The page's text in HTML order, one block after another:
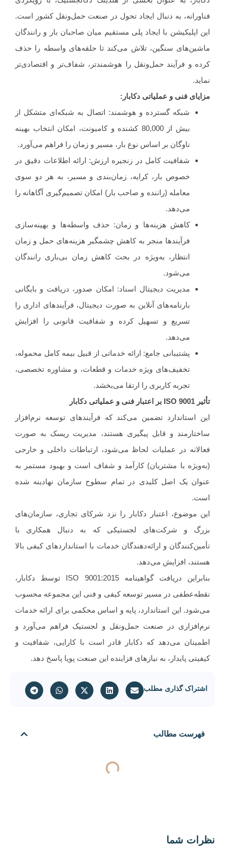
به دنبال ایجاد تحول در صنعت حمل‌ونقل کشور است.
با ایجاد پلی مستقیم میان صاحبان بار و رانندگان
سنگین، تلاش می‌کند تا حلقه‌های واسطه را حذف
و فرآیند حمل‌ونقل را هوشمندتر، شفاف‌تر و اقتصادی‌تر
فنی و عملیاتی دکابار:
شبکه گسترده و هوشمند: اتصال به شبکه‌ای متشکل از
بیش از 80,000 کشنده و کامیونت، امکان انتخاب بهینه
ناوگان بر اساس نوع بار، مسیر و زمان را فراهم می‌آورد.
شفافیت کامل در زنجیره ارزش: ارائه اطلاعات دقیق در
خصوص بار، کرایه، زمان‌بندی و مسیر، به هر دو سوی
معامله (راننده و صاحب بار) امکان تصمیم‌گیری آگاهانه را
کاهش هزینه‌ها و زمان: حذف واسطه‌ها و بهینه‌سازی
فرآیندها منجر به کاهش چشمگیر هزینه‌های حمل و زمان
انتظار، به‌ویژه در بحث کاهش زمان بی‌باری رانندگان
مدیریت دیجیتال اسناد: امکان صدور، دریافت و بایگانی
بارنامه‌های آنلاین به صورت دیجیتال، فرآیندهای اداری را
تسریع و تسهیل کرده و شفافیت قانونی را افزایش
پشتیبانی جامع: ارائه خدماتی از قبیل بیمه کامل محموله،
تخفیف‌های ویژه خدمات و قطعات، و مشاوره تخصصی،
تجربه کاربری را ارتقا می‌بخشد.
ISO 9001بر اعتبار فنی و عملیاتی دکابار
استاندارد تضمین می‌کند که فرآیندهای توسعه نرم‌افزار
و قابل پیگیری هستند، مدیریت ریسک به صورت
در عملیات لحاظ می‌شود، ارتباطات داخلی و خارجی
با مشتریان) کارآمد و شفاف است و بهبود مستمر به
یک اصل کلیدی در تمام سطوح سازمان نهادینه شده
موضوع، اعتبار دکابار را نزد شرکای تجاری، سازمان‌های
و شرکت‌های لجستیکی که به دنبال همکاری با
و ارائه‌دهندگان خدمات با استانداردهای کیفی بالا
افزایش می‌دهد.
بنابراین دریافت گواهینامه ISO 9001:2015 توسط دکابار،
در مسیر توسعه کیفی و فنی این مجموعه محسوب
این استاندارد، پایه و اساس محکمی برای ارائه خدمات
در صنعت حمل‌ونقل و لجستیک فراهم می‌آورد و
می‌دهد که دکابار قادر است با کارایی، شفافیت و
پایدار، به نیازهای فزاینده این صنعت پویا پاسخ دهد.
گذاری مطلب
مطالب
شما